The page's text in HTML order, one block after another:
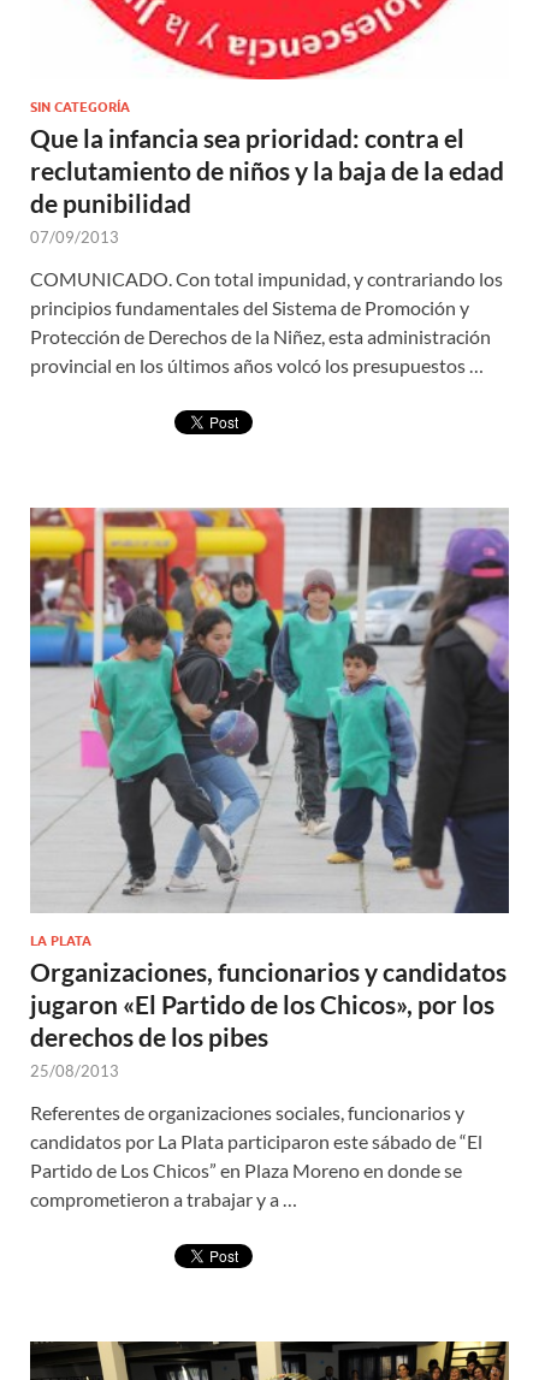
SIN CATEGORÍA
Que la infancia sea prioridad: contra el
reclutamiento de niños y la baja de la edad
de punibilidad
07/09/2013
COMUNICADO. Con total impunidad, y contrariando los
principios fundamentales del Sistema de Promoción y
Protección de Derechos de la Niñez, esta administración
provincial en los últimos años volcó los presupuestos …
LA PLATA
Organizaciones, funcionarios y candidatos
jugaron «El Partido de los Chicos», por los
derechos de los pibes
25/08/2013
Referentes de organizaciones sociales, funcionarios y
candidatos por La Plata participaron este sábado de “El
Partido de Los Chicos” en Plaza Moreno en donde se
comprometieron a trabajar y a …